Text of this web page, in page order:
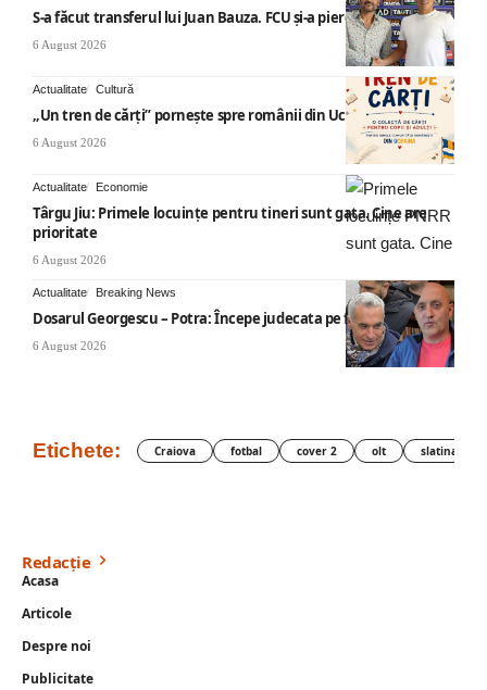
S-a făcut transferul lui Juan Bauza. FCU și-a pierdut vedeta
6 August 2026
Actualitate Cultură
„Un tren de cărți” pornește spre românii din Ucraina
6 August 2026
Actualitate Economie
Târgu Jiu: Primele locuințe pentru tineri sunt gata. Cine are
prioritate
6 August 2026
Actualitate Breaking News
Dosarul Georgescu – Potra: Începe judecata pe fond
6 August 2026
Etichete: Craiova fotbal cover 2 olt slatina
Redacție
Acasa
Articole
Despre noi
Publicitate